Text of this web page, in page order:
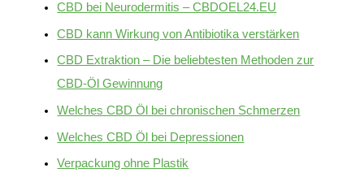
CBD bei Neurodermitis – CBDOEL24.EU
CBD kann Wirkung von Antibiotika verstärken
CBD Extraktion – Die beliebtesten Methoden zur
CBD-Öl Gewinnung
Welches CBD Öl bei chronischen Schmerzen
Welches CBD Öl bei Depressionen
Verpackung ohne Plastik